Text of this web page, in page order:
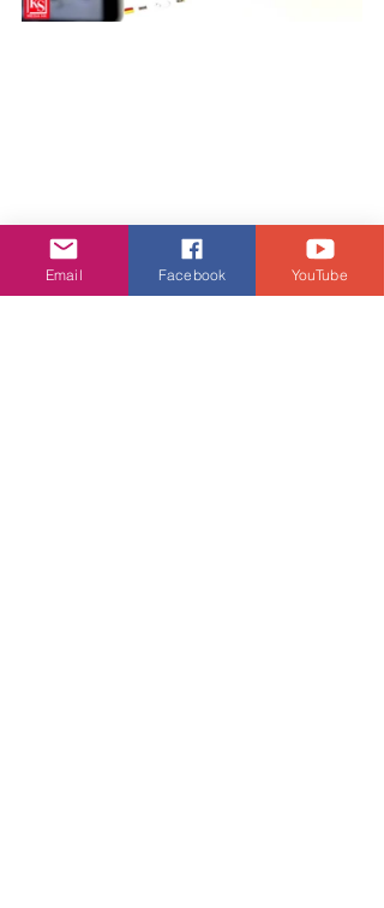
Email Facebook YouTube